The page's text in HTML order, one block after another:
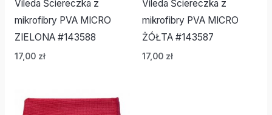
Vileda Ściereczka z
mikrofibry PVA MICRO
ZIELONA #143588
17,00 zł
Vileda Ściereczka z
mikrofibry PVA MICRO
ŻÓŁTA #143587
17,00 zł